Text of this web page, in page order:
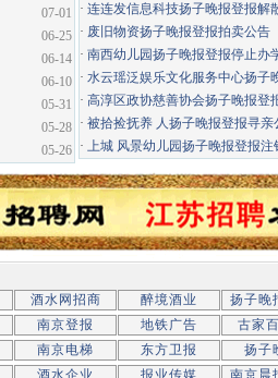
· 连连发信息科技扬子晚报登报解
· 废旧物资扬子晚报登报拍卖公告
· 南西幼儿园扬子晚报登报停止办
· 水云瑶泛娱乐文化服务中心扬子
· 高淳区政协慈善协会扬子晚报登
· 被拾捡抚养 人扬子晚报登报寻亲
· 上城 风景幼儿园扬子晚报登报注
07-01
06-25
06-14
06-10
05-31
05-28
05-26
酒水网招商 醉境酒业
扬子晚
南京登报 地铁广告
古家
南京电梯 东方卫报
扬子
酒水企业 报业传媒
南京晨